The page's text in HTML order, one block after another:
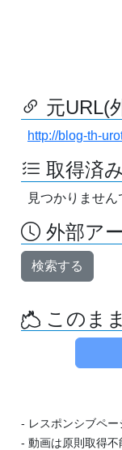
元URL(
http://blog-th-
取得済
見つかりません
外部ア
検索する
このま
- レスポンシブペー
- 動画は原則取得不